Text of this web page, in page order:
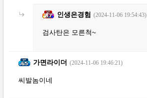
인생은경험 (2024-11-06 19:54:43)
검사탄은 모른척~
가면라이더 (2024-11-06 19:46:21)
씨발놈이네